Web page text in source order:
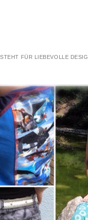
FÜR LIEBEVOLLE